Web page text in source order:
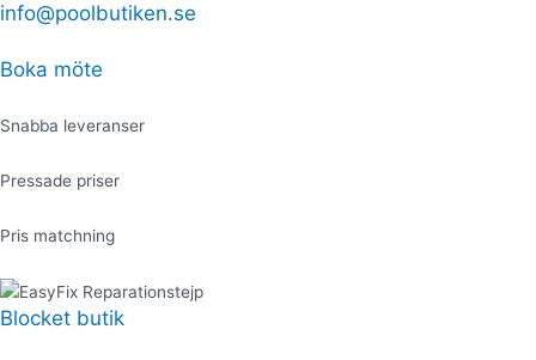
Hoppa
innehåll
info@poolbutiken.se
Boka möte
Snabba leveranser
Pressade priser
Pris matchning
Blocket butik
Produktsökning
Produktsökning
Vintertäcke
mängd